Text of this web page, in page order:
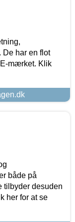
De har en flot
mærket. Klik
både på
tilbyder desuden
her for at se